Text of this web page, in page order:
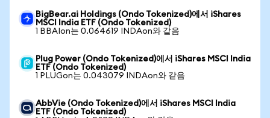
BigBear.ai Holdings (Ondo Tokenized)에서 iShares
MSCI India ETF (Ondo Tokenized)
1 BBAIon는 0.064619 INDAon와 같음
Plug Power (Ondo Tokenized)에서 iShares MSCI India
ETF (Ondo Tokenized)
1 PLUGon는 0.043079 INDAon와 같음
AbbVie (Ondo Tokenized)에서 iShares MSCI India
ETF (Ondo Tokenized)